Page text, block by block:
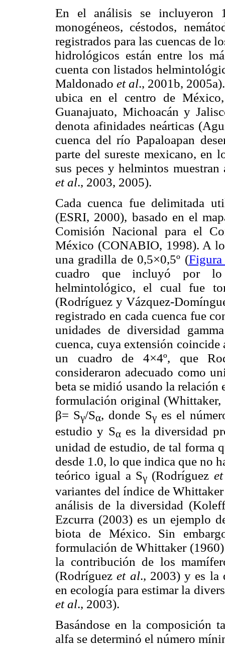
En el análisis se incluyeron
monogéneos, céstodos,
registrados para las cuencas de
hidrológicos están entre los
cuenta con listados
Maldonadoet al., 2001b,
ubica en el centro de
Guanajuato, Michoacán y
denota afinidades neárticas
cuenca del río Papaloapan
parte del sureste mexicano, en
sus peces y helmintos
et al., 2003, 2005).
Cada cuenca fue delimitada
(ESRI, 2000), basado en el
Comisión Nacional para el
México (CONABIO, 1998). A
una gradilla de 0,5×0,5º (
cuadro que incluyó por
helmintológico, el cual fue
(Rodríguez y Vázquez-
registrado en cada cuenca fue
unidades de diversidad
cuenca, cuya extensión
un cuadro de 4×4º, que
consideraron adecuado como
beta se midió usando la relación
formulación original (Whittaker,
β= Sγ/Sα, donde Sγes el
estudio y Sαes la diversidad
unidad de estudio, de tal forma
desde 1.0, lo que indica que no
teórico igual a Sγ (Rodríguez
variantes del índice de
análisis de la diversidad
Ezcurra (2003) es un ejemplo
biota de México. Sin
formulación de Whittaker
la contribución de los
(Rodríguezet al., 2003) y es la
en ecología para estimar la
et al., 2003).
Basándose en la composición
alfa se determinó el número